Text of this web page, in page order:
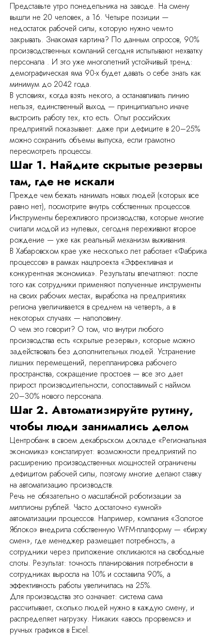
Представьте утро понедельника на заводе. На смену
вышли не 20 человек, а 16. Четыре позиции —
недостаток рабочей силы, которую нужно чем-то
закрывать. Знакомая картина? По данным опросов, 90%
производственных компаний сегодня испытывают нехватку
персонала . И это уже многолетний устойчивый тренд:
демографическая яма 90-х будет давать о себе знать как
минимум до 2042 года.
В условиях, когда взять некого, а останавливать линию
нельзя, единственный выход — принципиально иначе
выстроить работу тех, кто есть. Опыт российских
предприятий показывает: даже при дефиците в 20–25%
можно сохранить объемы выпуска, если грамотно
пересмотреть процессы.
Шаг 1. Найдите скрытые резервы
там, где не искали
Прежде чем бежать нанимать новых людей (которых все
равно нет), посмотрите внутрь собственных процессов.
Инструменты бережливого производства, которые многие
считали модой из нулевых, сегодня переживают второе
рождение — уже как реальный механизм выживания.
В Хабаровском крае уже несколько лет работает «Фабрика
процессов» в рамках нацпроекта «Эффективная и
конкурентная экономика». Результаты впечатляют: после
того как сотрудники применяют полученные инструменты
на своих рабочих местах, выработка на предприятиях
региона увеличивается в среднем на четверть, а в
некоторых случаях — наполовину.
О чем это говорит? О том, что внутри любого
производства есть «скрытые резервы», которые можно
задействовать без дополнительных людей. Устранение
лишних перемещений, перепланировка рабочего
пространства, сокращение простоев — все это дает
прирост производительности, сопоставимый с наймом
20–30% нового персонала.
Шаг 2. Автоматизируйте рутину,
чтобы люди занимались делом
Центробанк в своем декабрьском докладе «Региональная
экономика» констатирует: возможности предприятий по
расширению производственных мощностей ограничены
дефицитом рабочей силы, поэтому многие делают ставку
на автоматизацию производств.
Речь не обязательно о масштабной роботизации за
миллионы рублей. Часто достаточно «умной»
автоматизации процессов. Например, компания «Золотое
Яблоко» внедрила собственную WFM-платформу — «биржу
смен», где менеджер размещает потребность, а
сотрудники через приложение откликаются на свободные
слоты. Результат: точность планирования потребности в
сотрудниках выросла на 10% и составила 90%, а
эффективность работы увеличилась на 25%.
Для производства это означает: система сама
рассчитывает, сколько людей нужно в каждую смену, и
распределяет нагрузку. Никаких «авось прорвемся» и
ручных графиков в Excel.